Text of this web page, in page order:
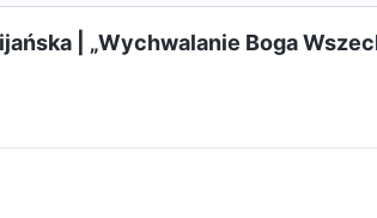
| „Wychwalanie Boga